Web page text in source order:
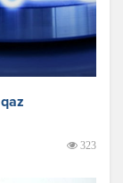
323